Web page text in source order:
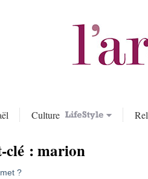
Culture
clé :marion
?